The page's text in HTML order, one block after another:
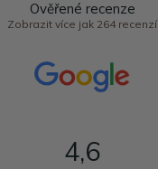
Ověřené recenze
Zobrazit více jak 264 recenzí
4,6